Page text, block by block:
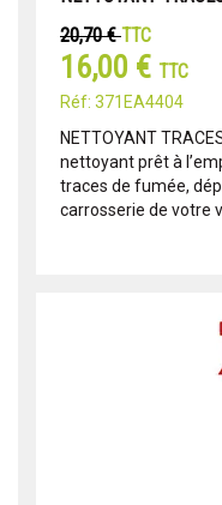
20,70 €TTC
16,00 € TTC
Réf: 371EA4404
NETTOYANT
nettoyant prêt à
traces de fumée,
carrosserie de votre